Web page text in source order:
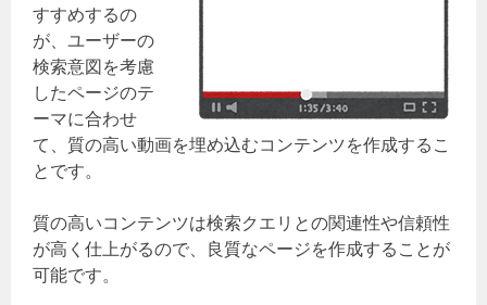
すすめするの
が、ユーザーの
検索意図を考慮
したページのテ
ーマに合わせ
て、質の高い動画を埋め込むコンテンツを作成するこ
とです。
質の高いコンテンツは検索クエリとの関連性や信頼性
が高く仕上がるので、良質なページを作成することが
可能です。